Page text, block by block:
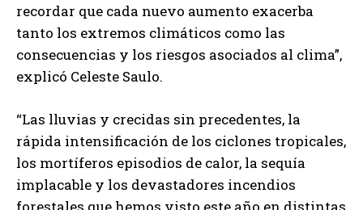
recordar que cada nuevo aumento exacerba
tanto los extremos climáticos como las
consecuencias y los riesgos asociados al clima”,
explicó Celeste Saulo.
“Las lluvias y crecidas sin precedentes, la
rápida intensificación de los ciclones tropicales,
los mortíferos episodios de calor, la sequía
implacable y los devastadores incendios